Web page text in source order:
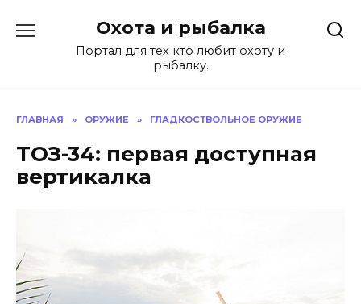
содержанию
Охота и рыбалка
Портал для тех кто любит охоту и
рыбалку.
ГЛАВНАЯ » ОРУЖИЕ » ГЛАДКОСТВОЛЬНОЕ ОРУЖИЕ
ТОЗ-34: первая доступная
вертикалка